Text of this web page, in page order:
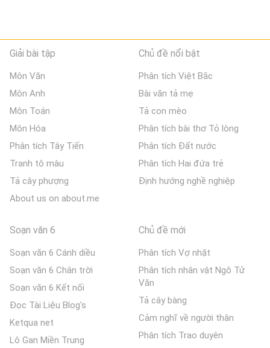
Giải bài tập
Môn Văn
Môn Anh
Môn Toán
Môn Hóa
Phân tích Tây Tiến
Tranh tô màu
Tả cây phượng
About us on about.me
Chủ đề nổi bật
Phân tích Việt Bắc
Bài văn tả mẹ
Tả con mèo
Phân tích bài thơ Tỏ lòng
Phân tích Đất nước
Phân tích Hai đứa trẻ
Định hướng nghề nghiệp
Soạn văn 6
Soạn văn 6 Cánh diều
Soạn văn 6 Chân trời
Soạn văn 6 Kết nối
Đọc Tài Liệu Blog's
Ketqua net
Lô Gan Miền Trung
Chủ đề mới
Phân tích Vợ nhặt
Phân tích nhân vật Ngô Tử
Văn
Tả cây bàng
Cảm nghĩ về người thân
Phân tích Trao duyên